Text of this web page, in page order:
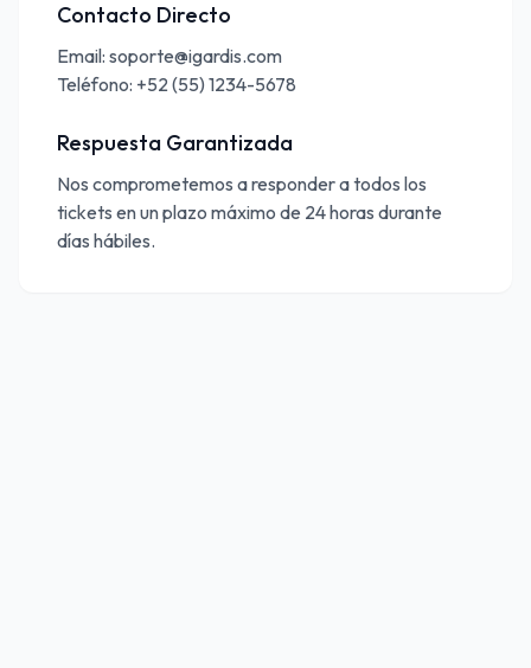
Contacto Directo
Email: soporte@igardis.com
Teléfono: +52 (55) 1234-5678
Respuesta Garantizada
Nos comprometemos a responder a todos los
tickets en un plazo máximo de 24 horas durante
días hábiles.